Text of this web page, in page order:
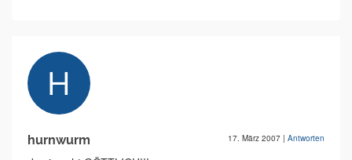
hurnwurm 17. März 2007 | Antworten